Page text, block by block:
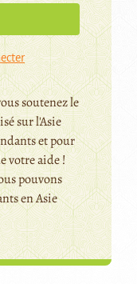
soutenez le
sur l'Asie
et pour
votre aide !
pouvons
en Asie